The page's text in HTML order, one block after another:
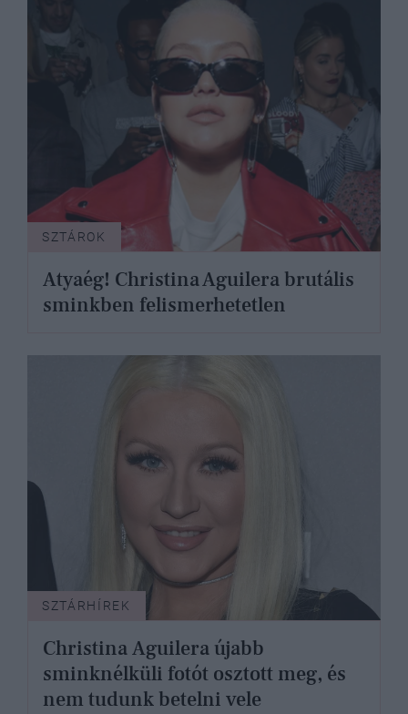
SZTÁROK
Atyaég! Christina Aguilera brutális
sminkben felismerhetetlen
SZTÁRHÍREK
Christina Aguilera újabb
sminknélküli fotót osztott meg, és
nem tudunk betelni vele